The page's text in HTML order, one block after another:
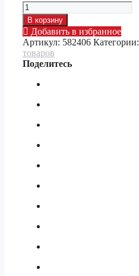
Количество
товара
Колесо
резин.
400
без
тормоза
В корзину
Добавить в избранное
Артикул: 582406 Категории:
товаров
Поделитесь